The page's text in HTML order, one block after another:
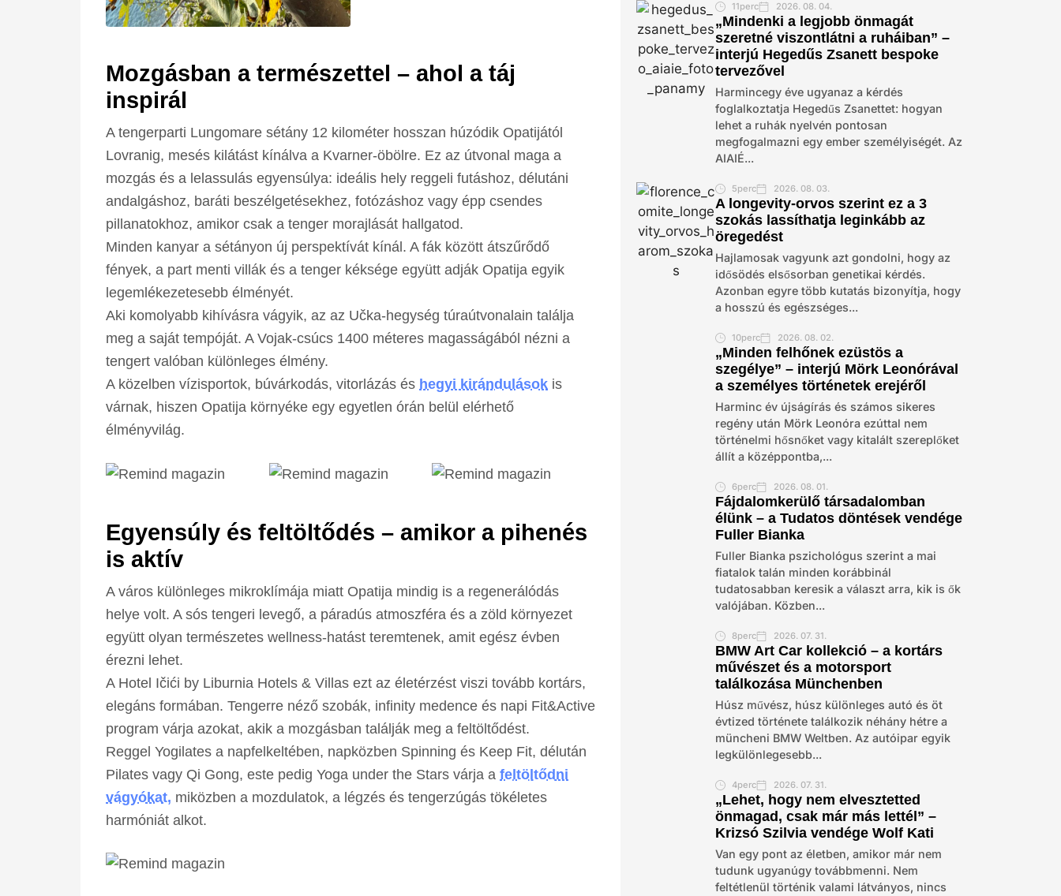
Mozgásban a természettel – ahol a táj
inspirál
A tengerparti Lungomare sétány 12 kilométer hosszan húzódik Opatijától
Lovranig, mesés kilátást kínálva a Kvarner-öbölre. Ez az útvonal maga a
mozgás és a lelassulás egyensúlya: ideális hely reggeli futáshoz, délutáni
andalgáshoz, baráti beszélgetésekhez, fotózáshoz vagy épp csendes
pillanatokhoz, amikor csak a tenger morajlását hallgatod.
Minden kanyar a sétányon új perspektívát kínál. A fák között átszűrődő
fények, a part menti villák és a tenger kéksége együtt adják Opatija egyik
legemlékezetesebb élményét.
Aki komolyabb kihívásra vágyik, az az Učka-hegység túraútvonalain találja
meg a saját tempóját. A Vojak-csúcs 1400 méteres magasságából nézni a
tengert valóban különleges élmény.
A közelben vízisportok, búvárkodás, vitorlázás és hegyi kirándulások is
várnak, hiszen Opatija környéke egy egyetlen órán belül elérhető
élményvilág.
Egyensúly és feltöltődés – amikor a pihenés
is aktív
A város különleges mikroklímája miatt Opatija mindig is a regenerálódás
helye volt. A sós tengeri levegő, a páradús atmoszféra és a zöld környezet
együtt olyan természetes wellness-hatást teremtenek, amit egész évben
érezni lehet.
A Hotel Ičići by Liburnia Hotels & Villas ezt az életérzést viszi tovább kortárs,
elegáns formában. Tengerre néző szobák, infinity medence és napi Fit&Active
program várja azokat, akik a mozgásban találják meg a feltöltődést.
Reggel Yogilates a napfelkeltében, napközben Spinning és Keep Fit, délután
Pilates vagy Qi Gong, este pedig Yoga under the Stars várja a feltöltődni
vágyókat, miközben a mozdulatok, a légzés és tengerzúgás tökéletes
harmóniát alkot.
11perc 2026. 08. 04.
„Mindenki a legjobb önmagát
szeretné viszontlátni a ruháiban” –
interjú Hegedűs Zsanett bespoke
tervezővel
Harmincegy éve ugyanaz a kérdés
foglalkoztatja Hegedűs Zsanettet: hogyan
lehet a ruhák nyelvén pontosan
megfogalmazni egy ember személyiségét. Az
AIAIÉ...
5perc 2026. 08. 03.
A longevity-orvos szerint ez a 3
szokás lassíthatja leginkább az
öregedést
Hajlamosak vagyunk azt gondolni, hogy az
idősödés elsősorban genetikai kérdés.
Azonban egyre több kutatás bizonyítja, hogy
a hosszú és egészséges...
10perc 2026. 08. 02.
„Minden felhőnek ezüstös a
szegélye” – interjú Mörk Leonórával
a személyes történetek erejéről
Harminc év újságírás és számos sikeres
regény után Mörk Leonóra ezúttal nem
történelmi hősnőket vagy kitalált szereplőket
állít a középpontba,...
6perc 2026. 08. 01.
Fájdalomkerülő társadalomban
élünk – a Tudatos döntések vendége
Fuller Bianka
Fuller Bianka pszichológus szerint a mai
fiatalok talán minden korábbinál
tudatosabban keresik a választ arra, kik is ők
valójában. Közben...
8perc 2026. 07. 31.
BMW Art Car kollekció – a kortárs
művészet és a motorsport
találkozása Münchenben
Húsz művész, húsz különleges autó és öt
évtized története találkozik néhány hétre a
müncheni BMW Weltben. Az autóipar egyik
legkülönlegesebb...
4perc 2026. 07. 31.
„Lehet, hogy nem elvesztetted
önmagad, csak már más lettél” –
Krizsó Szilvia vendége Wolf Kati
Van egy pont az életben, amikor már nem
tudunk ugyanúgy továbbmenni. Nem
feltétlenül történik valami látványos, nincs